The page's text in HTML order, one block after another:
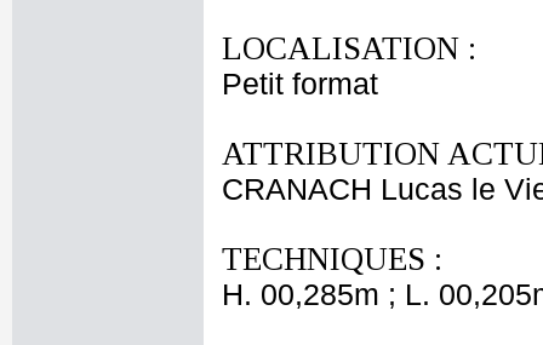
LOCALISATION :
Petit format
ATTRIBUTION
CRANACH Lucas le
TECHNIQUES :
H. 00,285m ; L.